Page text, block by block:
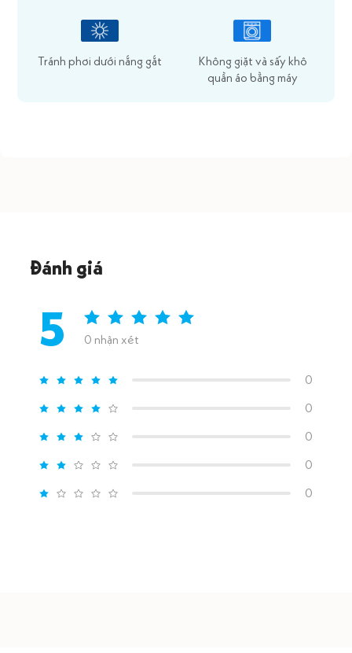
Tránh phơi dưới nắng gắt
Không giặt và sấy khô
quần áo bằng máy
Đánh giá
5 0 nhận xét
0
0
0
0
0